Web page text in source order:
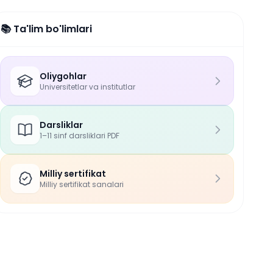
📚 Ta'lim bo'limlari
Oliygohlar
Universitetlar va institutlar
Darsliklar
1–11 sinf darsliklari PDF
Milliy sertifikat
Milliy sertifikat sanalari